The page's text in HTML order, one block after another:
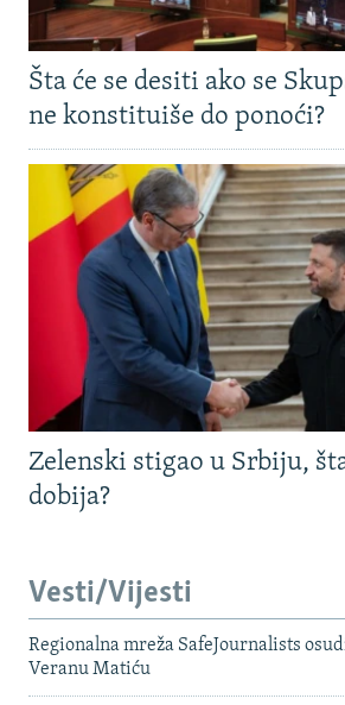
Šta će se desiti ako se
ne konstituiše do ponoći?
Zelenski stigao u Srbiju,
dobija?
Vesti/Vijesti
Regionalna mreža SafeJournalists
Veranu Matiću